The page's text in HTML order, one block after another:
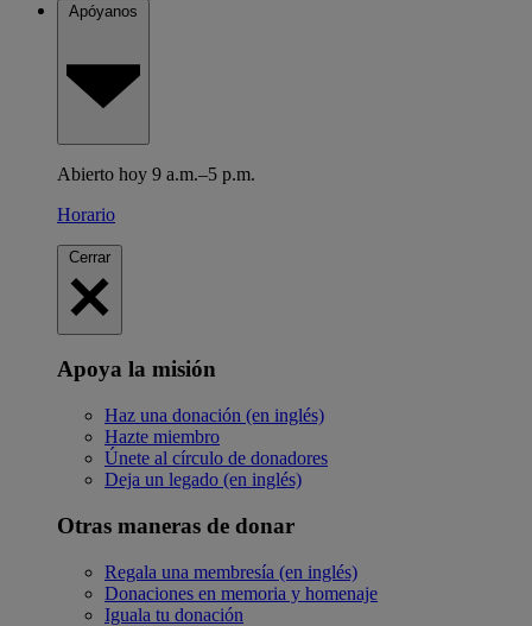
Apóyanos
Abierto hoy 9 a.m.–5 p.m.
Horario
Cerrar
Apoya la misión
Haz una donación (en inglés)
Hazte miembro
Únete al círculo de donadores
Deja un legado (en inglés)
Otras maneras de donar
Regala una membresía (en inglés)
Donaciones en memoria y homenaje
Iguala tu donación